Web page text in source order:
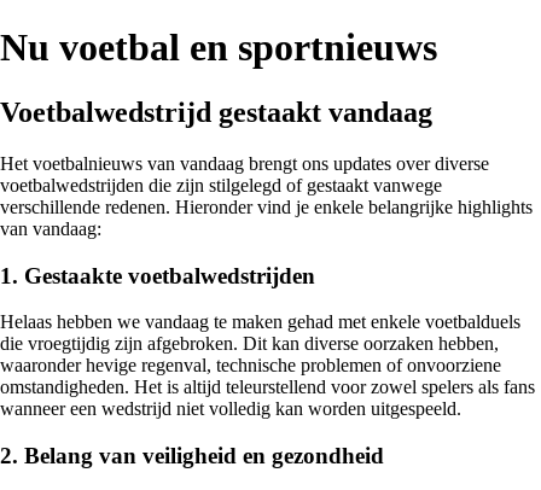
Nu voetbal en sportnieuws
Voetbalwedstrijd gestaakt vandaag
Het voetbalnieuws van vandaag brengt ons updates over diverse
voetbalwedstrijden die zijn stilgelegd of gestaakt vanwege
verschillende redenen. Hieronder vind je enkele belangrijke highlights
van vandaag:
1. Gestaakte voetbalwedstrijden
Helaas hebben we vandaag te maken gehad met enkele voetbalduels
die vroegtijdig zijn afgebroken. Dit kan diverse oorzaken hebben,
waaronder hevige regenval, technische problemen of onvoorziene
omstandigheden. Het is altijd teleurstellend voor zowel spelers als fans
wanneer een wedstrijd niet volledig kan worden uitgespeeld.
2. Belang van veiligheid en gezondheid